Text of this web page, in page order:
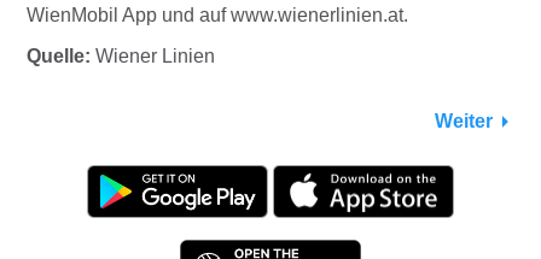
WienMobil App und auf www.wienerlinien.at.
Quelle: Wiener Linien
Weiter